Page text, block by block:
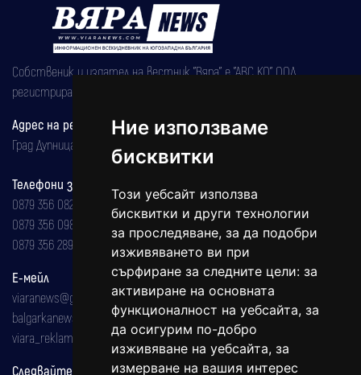
Ние използваме
бисквитки
Този уебсайт използва
бисквитки и други технологии
за проследяване, за да подобри
изживяването ви при
сърфиране за следните цели: за
активиране на основната
функционалност на уебсайта, за
да осигурим по-добро
изживяване на уебсайта, за
измерване на вашия интерес
Собственик и издател на вестник "Вяра" е "АВС КО" ООД,
регистрирана на 08.05.2002 година.
Адрес на редакцията
Град Дупница, ул.''Христо Ботев" 43
Телефони за реклама и абонаменти
0879 356 082
0879 356 098
0879 356 289
Е-мейл
viaranews@gmail.com
balgarkanews@gmail.com
viara_reklama@mail.bg
Следвайте ни: